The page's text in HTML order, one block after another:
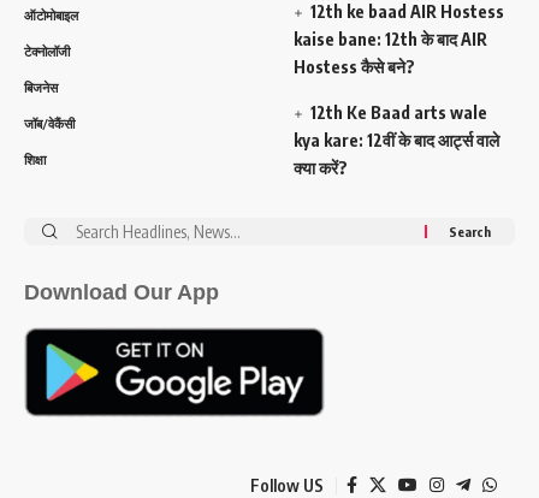
ऑटोमोबाइल
टेक्नोलॉजी
बिजनेस
जॉब/वेकैंसी
शिक्षा
12th ke baad AIR Hostess
kaise bane: 12th के बाद AIR
Hostess कैसे बने?
12th Ke Baad arts wale
kya kare: 12वीं के बाद आर्ट्स वाले
क्या करें?
Search
Download Our App
Follow US